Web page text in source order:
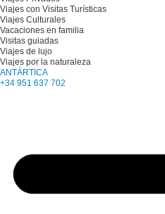
Viajes con Visitas Turísticas
Viajes Culturales
Vacaciones en familia
Visitas guiadas
Viajes de lujo
Viajes por la naturaleza
ANTÁRTICA
+34 951 637 702